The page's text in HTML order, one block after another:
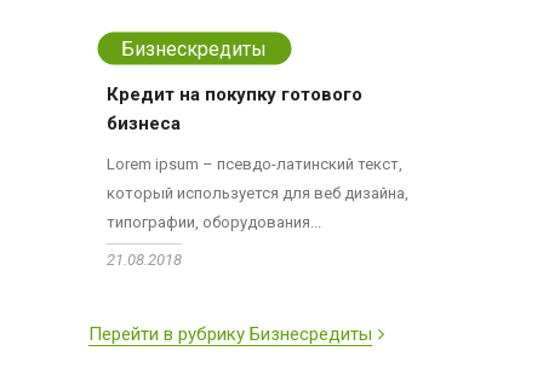
Бизнескредиты
Кредит на покупку готового
бизнеса
Lorem ipsum – псевдо-латинский текст,
который используется для веб дизайна,
типографии, оборудования...
21.08.2018
Перейти в рубрику Бизнесредиты